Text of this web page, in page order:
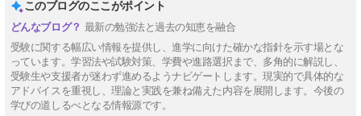
このブログのここがポイント
最新の勉強法と過去の知恵を融合
受験に関する幅広い情報を提供し、進学に向けた確かな指針を示す場とな
っています。学習法や試験対策、学費や進路選択まで、多角的に解説し、
受験生や支援者が迷わず進めるようナビゲートします。現実的で具体的な
アドバイスを重視し、理論と実践を兼ね備えた内容を展開します。今後の
学びの道しるべとなる情報源です。